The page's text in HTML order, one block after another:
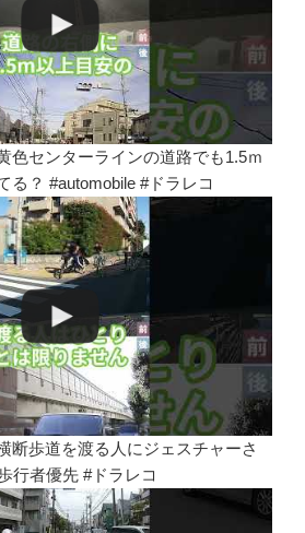
色センターラインの道路でも1.5ｍ
る？ #automobile #ドラレコ
断歩道を渡る人にジェスチャーさ
行者優先 #ドラレコ